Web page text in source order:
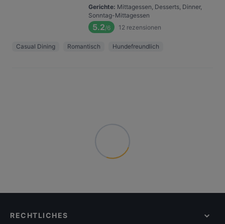
Gerichte: Mittagessen, Desserts, Dinner,
Sonntag-Mittagessen
5.2/6 12 rezensionen
Casual Dining Romantisch Hundefreundlich
RECHTLICHES